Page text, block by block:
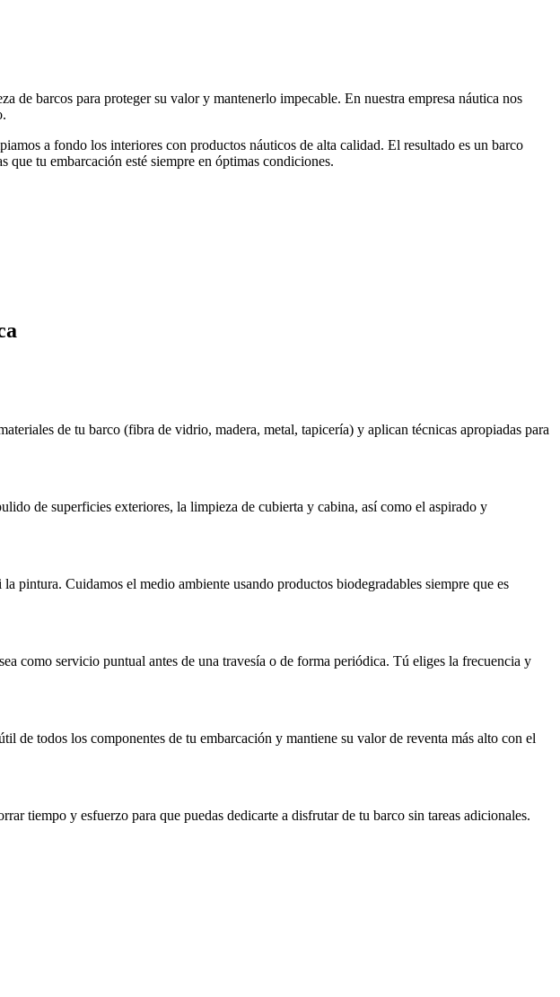
de barcos para proteger su valor y mantenerlo impecable. En nuestra empresa náutica nos
a fondo los interiores con productos náuticos de alta calidad. El resultado es un barco
tu embarcación esté siempre en óptimas condiciones.
de tu barco (fibra de vidrio, madera, metal, tapicería) y aplican técnicas apropiadas para
de superficies exteriores, la limpieza de cubierta y cabina, así como el aspirado y
pintura. Cuidamos el medio ambiente usando productos biodegradables siempre que es
como servicio puntual antes de una travesía o de forma periódica. Tú eliges la frecuencia y
todos los componentes de tu embarcación y mantiene su valor de reventa más alto con el
tiempo y esfuerzo para que puedas dedicarte a disfrutar de tu barco sin tareas adicionales.